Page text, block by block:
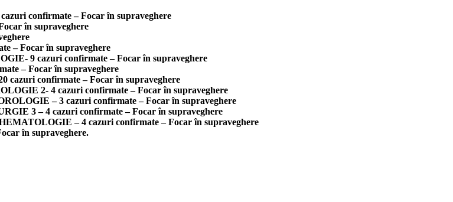
confirmate – Focar în supraveghere
în supraveghere
– Focar în supraveghere
9 cazuri confirmate – Focar în supraveghere
– Focar în supraveghere
confirmate – Focar în supraveghere
2- 4 cazuri confirmate – Focar în supraveghere
– 3 cazuri confirmate – Focar în supraveghere
3 – 4 cazuri confirmate – Focar în supraveghere
– 4 cazuri confirmate – Focar în supraveghere
în supraveghere.